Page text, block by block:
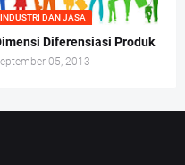
INDUSTRI DAN JASA
Diferensiasi Produk
05, 2013